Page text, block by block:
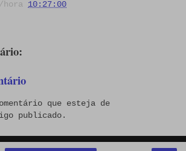
hora 10:27:00
que esteja de
publicado.